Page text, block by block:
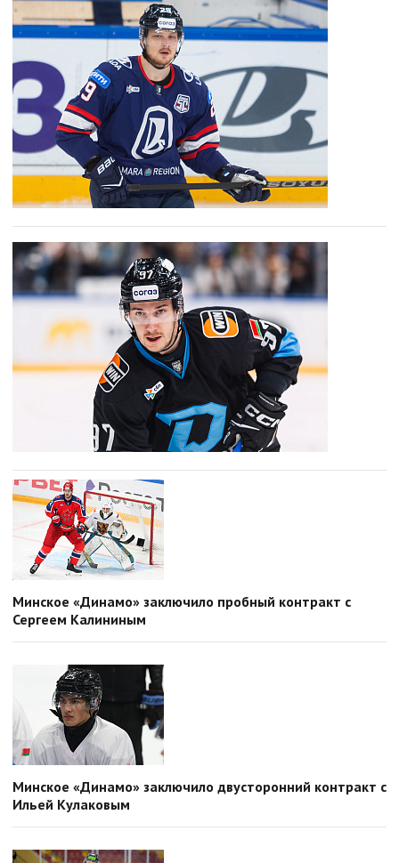
Минское «Динамо» заключило пробный контракт с
Сергеем Калининым
Минское «Динамо» заключило двусторонний контракт с
Ильей Кулаковым